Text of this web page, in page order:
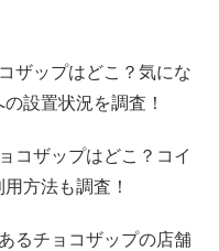
ザップはどこ？気にな
設置状況を調査！
コザップはどこ？コイ
方法も調査！
るチョコザップの店舗